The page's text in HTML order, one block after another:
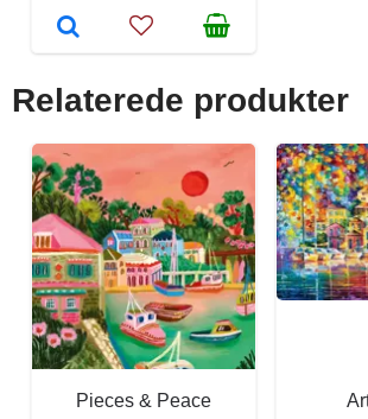
Relaterede produkter
Pieces & Peace